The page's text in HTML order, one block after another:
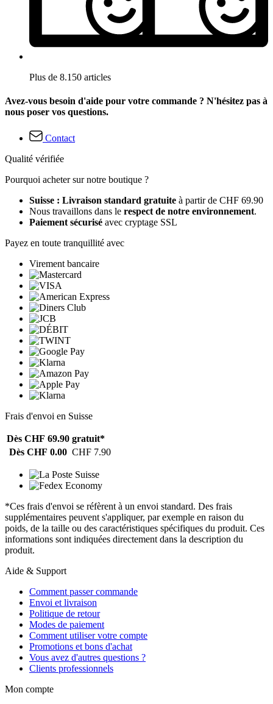
Plus de 8.150 articles
Avez-vous besoin d'aide pour votre commande ? N'hésitez pas à
nous poser vos questions.
Contact
Qualité vérifiée
Pourquoi acheter sur notre boutique ?
Suisse : Livraison standard gratuite à partir de CHF 69.90
Nous travaillons dans le respect de notre environnement.
Paiement sécurisé avec cryptage SSL
Payez en toute tranquillité avec
Virement bancaire
Frais d'envoi en Suisse
Dès CHF 69.90 gratuit*
Dès CHF 0.00 CHF 7.90
*Ces frais d'envoi se réfèrent à un envoi standard. Des frais
supplémentaires peuvent s'appliquer, par exemple en raison du
poids, de la taille ou des caractéristiques spécifiques du produit. Ces
informations sont indiquées directement dans la description du
produit.
Aide & Support
Comment passer commande
Envoi et livraison
Politique de retour
Modes de paiement
Comment utiliser votre compte
Promotions et bons d'achat
Vous avez d'autres questions ?
Clients professionnels
Mon compte